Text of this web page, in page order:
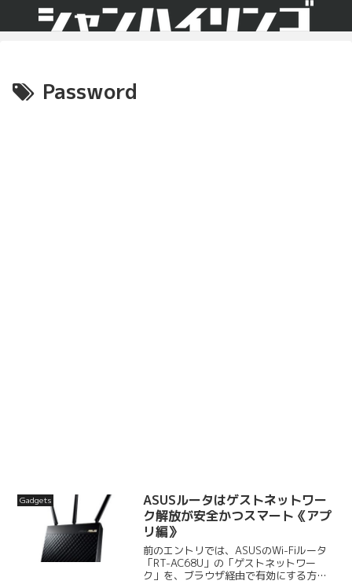
Password
Gadgets
ASUSルータはゲストネットワー
ク解放が安全かつスマート《アプ
リ編》
前のエントリでは、ASUSのWi-Fiルータ
「RT-AC68U」の「ゲストネットワー
ク」を、ブラウザ経由で有効にする方法